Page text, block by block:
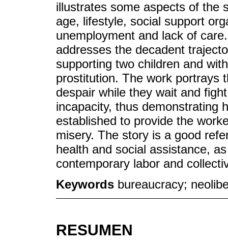
illustrates some aspects of the
age, lifestyle, social support
unemployment and lack of
addresses the decadent
supporting two children and
prostitution. The work portrays
despair while they wait and
incapacity, thus demonstrating
established to provide the
misery. The story is a good
health and social assistance,
contemporary labor and
Keywords bureaucracy;
RESUMEN